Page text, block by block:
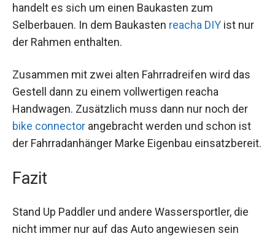
handelt es sich um einen Baukasten zum
Selberbauen. In dem Baukasten reacha DIY ist nur
der Rahmen enthalten.
Zusammen mit zwei alten Fahrradreifen wird das
Gestell dann zu einem vollwertigen reacha
Handwagen. Zusätzlich muss dann nur noch der
bike connector angebracht werden und schon ist
der Fahrradanhänger Marke Eigenbau einsatzbereit.
Fazit
Stand Up Paddler und andere Wassersportler, die
nicht immer nur auf das Auto angewiesen sein